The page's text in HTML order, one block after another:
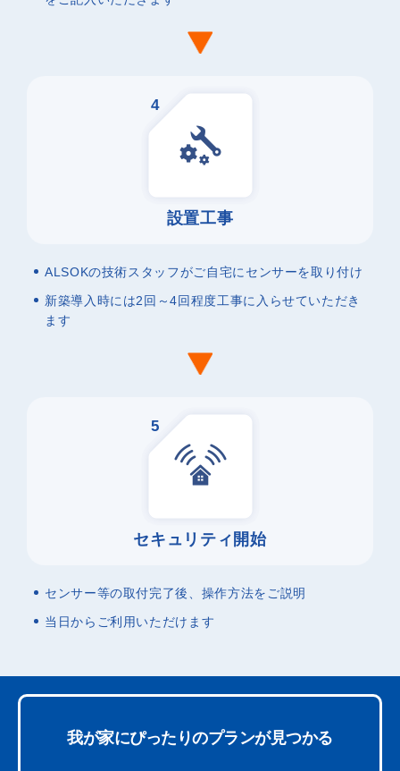
4
設置工事
ALSOKの技術スタッフがご自宅にセンサーを取り付け
新築導入時には2回～4回程度工事に入らせていただき
ます
5
セキュリティ開始
センサー等の取付完了後、操作方法をご説明
当日からご利用いただけます
我が家にぴったりのプランが見つかる